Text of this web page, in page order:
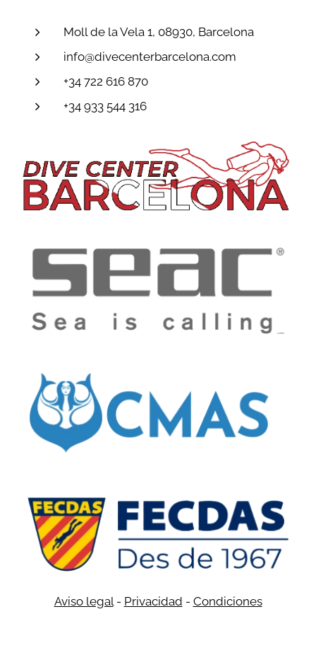
Moll de la Vela 1, 08930, Barcelona
info@divecenterbarcelona.com
+34 722 616 870
+34 933 544 316
Aviso legal- Privacidad - Condiciones